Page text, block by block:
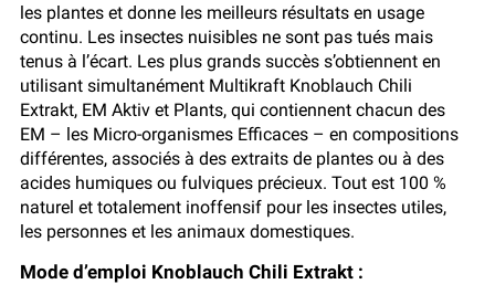
les plantes et donne les meilleurs résultats en usage
continu. Les insectes nuisibles ne sont pas tués mais
tenus à l’écart. Les plus grands succès s’obtiennent en
utilisant simultanément Multikraft Knoblauch Chili
Extrakt, EM Aktiv et Plants, qui contiennent chacun des
EM – les Micro-organismes Efficaces – en compositions
différentes, associés à des extraits de plantes ou à des
acides humiques ou fulviques précieux. Tout est 100 %
naturel et totalement inoffensif pour les insectes utiles,
les personnes et les animaux domestiques.
Mode d’emploi Knoblauch Chili Extrakt :